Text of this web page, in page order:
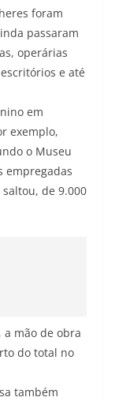
foram
passaram
operárias
e até
em
exemplo,
o Museu
empregadas
de 9.000
a mão de obra
do total no
também